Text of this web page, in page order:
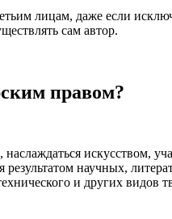
лицам, даже если
сам автор.
правом?
искусством,
научных,
и других видов